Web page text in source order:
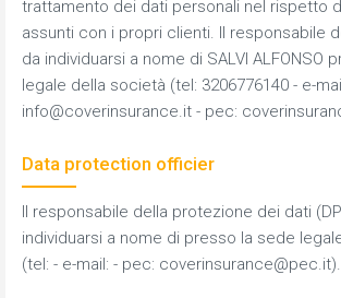
trattamento dei dati personali nel rispetto
assunti con i propri clienti. Il responsabile
da individuarsi a nome di SALVI ALFONSO
legale della società (tel: 3206776140 - e-
info@coverinsurance.it - pec:
Data protection officier
Il responsabile della protezione dei dati
individuarsi a nome di presso la sede
(tel: - e-mail: - pec: coverinsurance@pec.it).